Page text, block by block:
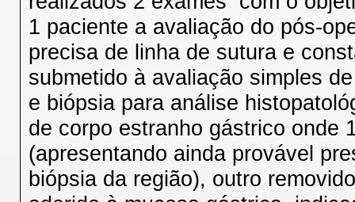
1 paciente a avaliação do pós-
precisa de linha de sutura e
submetido à avaliação simples
e biópsia para análise
de corpo estranho gástrico onde
(apresentando ainda provável
biópsia da região), outro